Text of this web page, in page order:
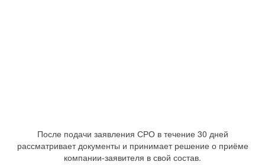
После подачи заявления СРО в течение 30 дней
рассматривает документы и принимает решение о приёме
компании-заявителя в свой состав.